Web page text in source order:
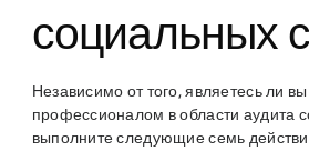
социальных
Независимо от того, являетесь ли
профессионалом в области аудита
выполните следующие семь